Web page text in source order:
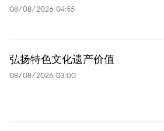
08/08/2026 04:55
弘扬特色文化遗产价值
08/08/2026 03:00